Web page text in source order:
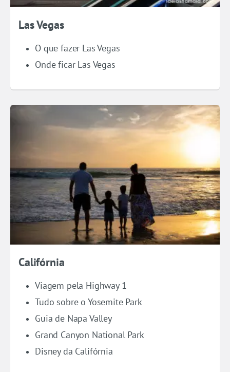
Las Vegas
O que fazer Las Vegas
Onde ficar Las Vegas
Califórnia
Viagem pela Highway 1
Tudo sobre o Yosemite Park
Guia de Napa Valley
Grand Canyon National Park
Disney da Califórnia